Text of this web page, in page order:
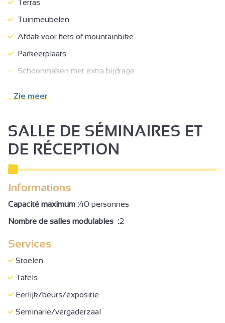
Terras
Tuinmeubelen
Afdak voor fiets of mountainbike
Parkeerplaats
Schoonmaken met extra bijdrage
Niet roken
Keukenhoek
Living / eetkamer
Bank
Bed 90 cm
Bed 140 cm
Babymateriaal
Stofzuiger
Oven
Privé wasmachine
Strijkijzer en -plank
Zie meer
SALLE DE SÉMINAIRES ET
DE RÉCEPTION
Informations
Capacité maximum :40 personnes
Nombre de salles modulables :2
Services
Stoelen
Tafels
Eerlijk/beurs/expositie
Seminarie/vergaderzaal